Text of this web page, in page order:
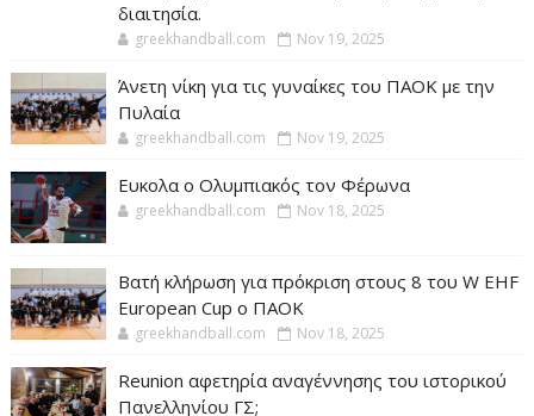
διαιτησία.
greekhandball.com Nov 19, 2025
Άνετη νίκη για τις γυναίκες του ΠΑΟΚ με την
Πυλαία
greekhandball.com Nov 19, 2025
Ευκολα ο Ολυμπιακός τον Φέρωνα
greekhandball.com Nov 18, 2025
Βατή κλήρωση για πρόκριση στους 8 του W EHF
European Cup ο ΠΑΟΚ
greekhandball.com Nov 18, 2025
Reunion αφετηρία αναγέννησης του ιστορικού
Πανελληνίου ΓΣ;